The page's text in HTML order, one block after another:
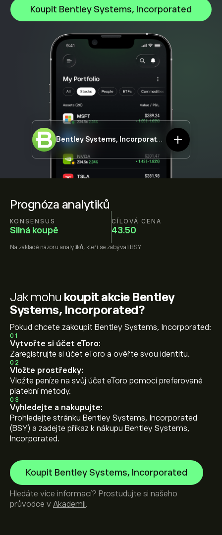
Prognóza analytiků
KONSENSUS
Silná koupě
CÍLOVÁ CENA
43.50
Na základě názoru analytiků, kteří se zabývali BSY
Koupit Bentley Systems, Incorporated
Bentley Systems, Incorporated BSY
Jak mohu koupit akcie Bentley
Systems, Incorporated?
Pokud chcete zakoupit Bentley Systems, Incorporated:
01
Vytvořte si účet eToro:
Zaregistrujte si účet eToro a ověřte svou identitu.
02
Vložte prostředky:
Vložte peníze na svůj účet eToro pomocí preferované
platební metody.
03
Vyhledejte a nakupujte:
Prohledejte stránku Bentley Systems, Incorporated
(BSY) a zadejte příkaz k nákupu Bentley Systems,
Incorporated.
Koupit Bentley Systems, Incorporated
Hledáte vice informací? Prostudujte si našeho
průvodce v Akademii.